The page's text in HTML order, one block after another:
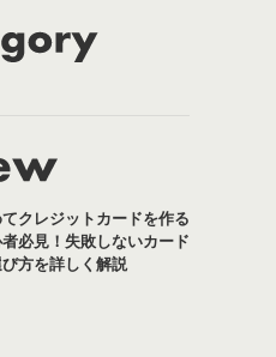
クレジットカードを作る
必見！失敗しないカード
方を詳しく解説